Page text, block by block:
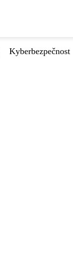
Kyberbezpečnost